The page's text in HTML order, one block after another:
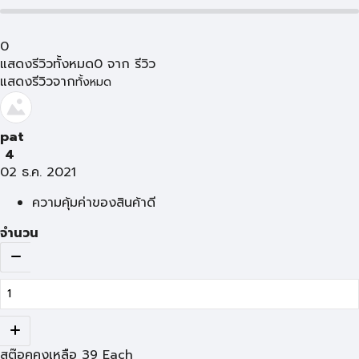
0
แสดงรีวิวทั้งหมด0 จาก รีวิว
แสดงรีวิวจากทั้งหมด
pat
4
02 ธ.ค. 2021
ความคุ้มค่าของสินค้าดี
จำนวน
สต๊อคคงเหลือ 39 Each